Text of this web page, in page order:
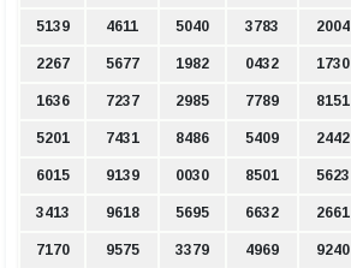
5139 4611 5040 3783 2004
2267 5677 1982 0432 1730
1636 7237 2985 7789 8151
5201 7431 8486 5409 2442
6015 9139 0030 8501 5623
3413 9618 5695 6632 2661
7170 9575 3379 4969 9240